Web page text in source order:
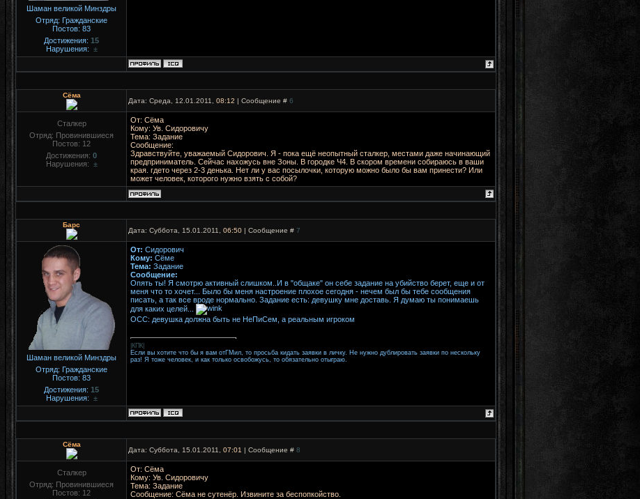
Шаман великой Минздры
Отряд: Гражданские
Постов: 83
Достижения: 15
Нарушения: ±
Сёма
Дата: Среда, 12.01.2011, 08:12 | Сообщение # 6
Сталкер
Отряд: Провинившиеся
Постов: 12
Достижения: 0
Нарушения: ±
От: Сёма
Кому: Ув. Сидоровичу
Тема: Задание
Сообщение:
Здравствуйте, уважаемый Сидорович. Я - пока ещё неопытный сталкер, местами даже начинающий
предприниматель. Сейчас нахожусь вне Зоны. В городке Ч4. В скором времени собираюсь в ваши
края. гдето через 2-3 денька. Нет ли у вас посылочки, которую можно было бы вам принести? Или
может человек, которого нужно взять с собой?
Барс
Дата: Суббота, 15.01.2011, 06:50 | Сообщение # 7
Шаман великой Минздры
Отряд: Гражданские
Постов: 83
Достижения: 15
Нарушения: ±
От: Сидорович
Кому: Сёме
Тема: Задание
Сообщение:
Опять ты! Я смотрю активный слишком..И в "общаке" он себе задание на убийство берет, еще и от
меня что то хочет... Было бы меня настроение плохое сегодня - нечем был бы тебе сообщения
писать, а так все вроде нормально. Задание есть: девушку мне доставь. Я думаю ты понимаешь
для каких целей...
ОСС: девушка должна быть не НеПиСем, а реальным игроком
|КПК|
Если вы хотите что бы я вам отГМил, то просьба кидать заявки в личку. Не нужно дублировать заявки по нескольку
раз! Я тоже человек, и как только освобожусь, то обязательно отыграю.
Сёма
Дата: Суббота, 15.01.2011, 07:01 | Сообщение # 8
Сталкер
Отряд: Провинившиеся
Постов: 12
От: Сёма
Кому: Ув. Сидоровичу
Тема: Задание
Сообщение: Сёма не сутенёр. Извините за беспопкойство.